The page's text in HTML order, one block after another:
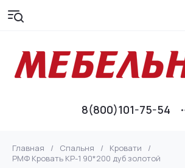
8(800)101-75-54
Главная / Спальня / Кровати
/
РМФ Кровать КР-1 90*200 дуб золотой